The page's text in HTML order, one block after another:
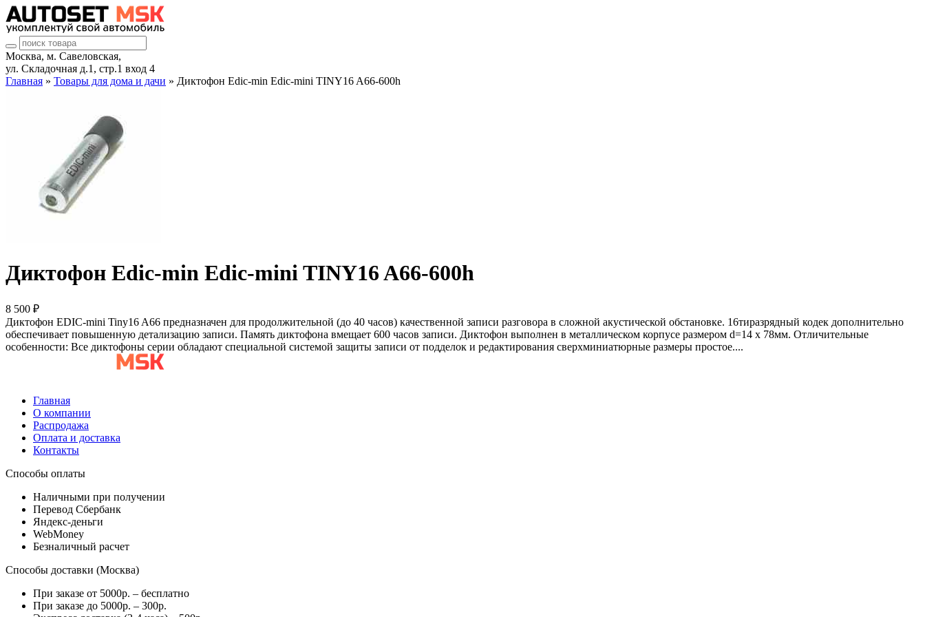
Москва, м. Савеловская,
ул. Складочная д.1, стр.1 вход 4
Главная » Товары для дома и дачи » Диктофон Edic-min Edic-mini TINY16 A66-600h
Диктофон Edic-min Edic-mini TINY16 A66-600h
8 500 ₽
Диктофон EDIC-mini Tiny16 A66 предназначен для продолжительной (до 40 часов) качественной записи разговора в сложной акустической обстановке. 16тиразрядный кодек дополнительно
обеспечивает повышенную детализацию записи. Память диктофона вмещает 600 часов записи. Диктофон выполнен в металлическом корпусе размером d=14 x 78мм. Отличительные
особенности: Все диктофоны серии обладают специальной системой защиты записи от подделок и редактирования сверхминиатюрные размеры простое....
Главная
О компании
Распродажа
Оплата и доставка
Контакты
Способы оплаты
Наличными при получении
Перевод Сбербанк
Яндекс-деньги
WebMoney
Безналичный расчет
Способы доставки (Москва)
При заказе от 5000р. – бесплатно
При заказе до 5000р. – 300р.